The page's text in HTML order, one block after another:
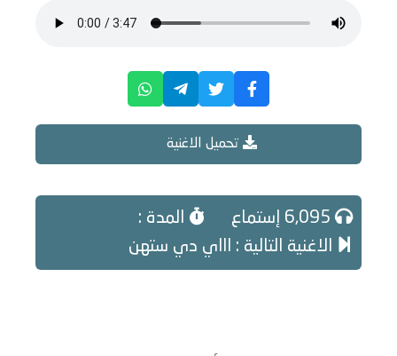
تحميل الاغنية
المدة :
الاغنية التالية : اااي دي ستهن